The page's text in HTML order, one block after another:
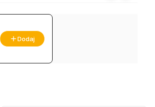
Dodaj